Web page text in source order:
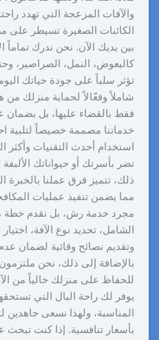
والآفات المزعجة التي تهدد
الكائنات الصغيرة تسيطر
بين يديك الآن. نحن ندرك تماماً
كالبعوض، النمل، الصراصير،
تؤثر سلباً على جودة حياتك
شاملاً وفعّالاً لحماية منزلك
فقط بالقضاء عليها، بل بضمان
خدماتنا مصممة خصيصاً لتلبية
استخدام أحدث التقنيات وأكثر
تضر بأسرتك أو حيواناتك
ذلك، تتميز فرق عملنا بالخبرة
مما يضمن تنفيذ عمليات
مجرد خدمة رش، بل نقدم خطة
الشامل، تحديد نوع الآفة،
وتقديم نصائح وقائية لضمان
بالإضافة إلى ذلك، نحن
للحفاظ على منزلك خالياً من
يوفر لك راحة البال التي
المناسبة، ولهذا نسعى جاهدين
بأسعار تنافسية. إذا كنت